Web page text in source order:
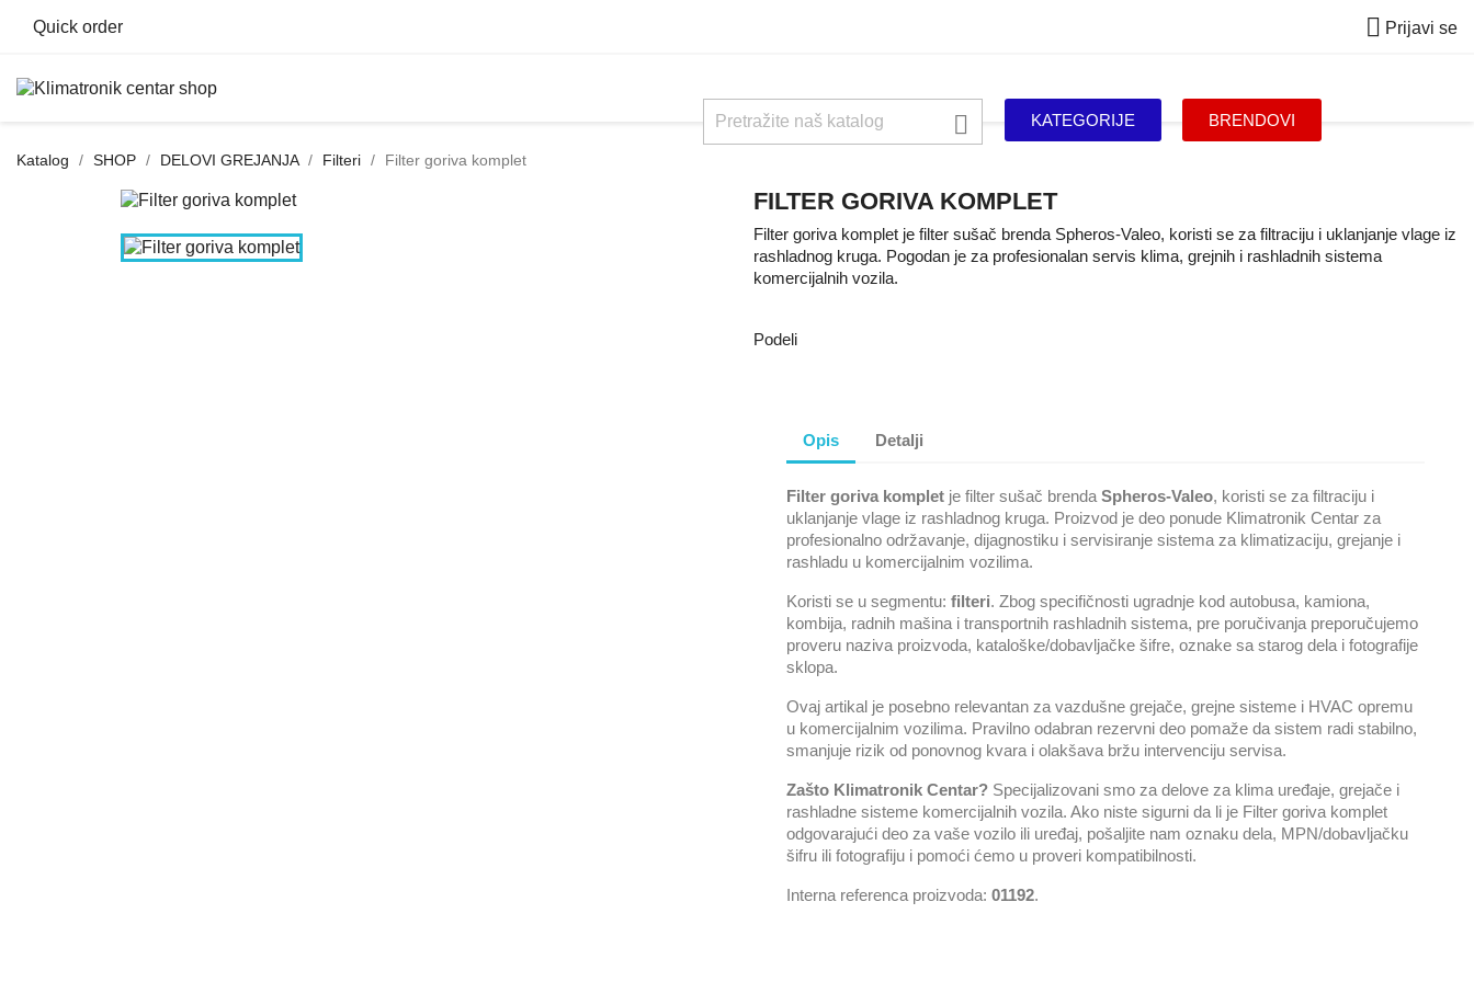
Quick order  Prijavi se
 KATEGORIJE BRENDOVI
Katalog SHOP DELOVI GREJANJA Filteri Filter goriva komplet
FILTER GORIVA KOMPLET
Filter goriva komplet je filter sušač brenda Spheros-Valeo, koristi se za filtraciju i uklanjanje vlage iz
rashladnog kruga. Pogodan je za profesionalan servis klima, grejnih i rashladnih sistema
komercijalnih vozila.
Podeli
Opis Detalji
Filter goriva komplet je filter sušač brenda Spheros-Valeo, koristi se za filtraciju i
uklanjanje vlage iz rashladnog kruga. Proizvod je deo ponude Klimatronik Centar za
profesionalno održavanje, dijagnostiku i servisiranje sistema za klimatizaciju, grejanje i
rashladu u komercijalnim vozilima.
Koristi se u segmentu: filteri. Zbog specifičnosti ugradnje kod autobusa, kamiona,
kombija, radnih mašina i transportnih rashladnih sistema, pre poručivanja preporučujemo
proveru naziva proizvoda, kataloške/dobavljačke šifre, oznake sa starog dela i fotografije
sklopa.
Ovaj artikal je posebno relevantan za vazdušne grejače, grejne sisteme i HVAC opremu
u komercijalnim vozilima. Pravilno odabran rezervni deo pomaže da sistem radi stabilno,
smanjuje rizik od ponovnog kvara i olakšava bržu intervenciju servisa.
Zašto Klimatronik Centar? Specijalizovani smo za delove za klima uređaje, grejače i
rashladne sisteme komercijalnih vozila. Ako niste sigurni da li je Filter goriva komplet
odgovarajući deo za vaše vozilo ili uređaj, pošaljite nam oznaku dela, MPN/dobavljačku
šifru ili fotografiju i pomoći ćemo u proveri kompatibilnosti.
Interna referenca proizvoda: 01192.